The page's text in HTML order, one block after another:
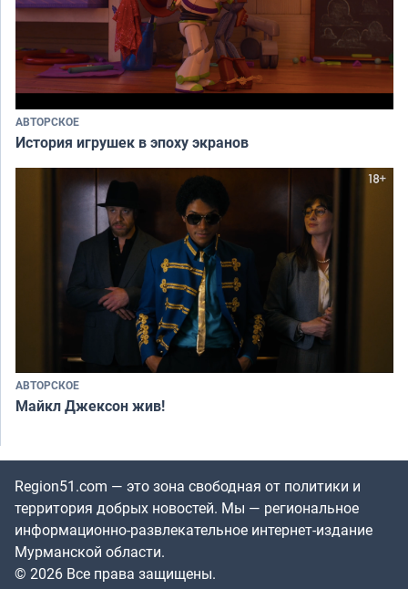
АВТОРСКОЕ
История игрушек в эпоху экранов
АВТОРСКОЕ
Майкл Джексон жив!
Region51.com — это зона свободная от политики и
территория добрых новостей. Мы — региональное
информационно-развлекательное интернет-издание
Мурманской области.
© 2026 Все права защищены.